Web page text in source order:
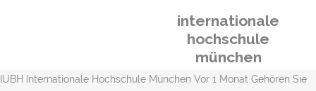
internationale
hochschule
münchen
IUBH Internationale Hochschule München Vor 1 Monat Gehören Sie